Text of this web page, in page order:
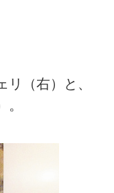
（右）と、